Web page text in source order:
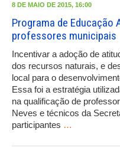
8 DE MAIO DE 2015, 16:00
Programa de Educação
professores municipais
Incentivar a adoção de
dos recursos naturais, e
local para o
Essa foi a estratégia
na qualificação de
Neves e técnicos da
participantes …